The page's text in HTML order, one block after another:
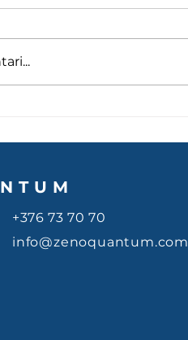
+376 73 70 70
info@zenoquantum.com